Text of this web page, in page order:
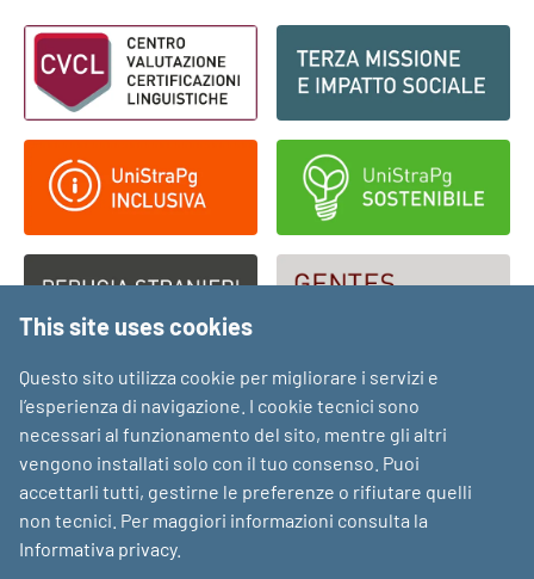
Footer - Loghi
This site uses cookies
Questo sito utilizza cookie per migliorare i servizi e
l’esperienza di navigazione. I cookie tecnici sono
necessari al funzionamento del sito, mentre gli altri
vengono installati solo con il tuo consenso. Puoi
accettarli tutti, gestirne le preferenze o rifiutare quelli
non tecnici. Per maggiori informazioni consulta la
Informativa privacy.